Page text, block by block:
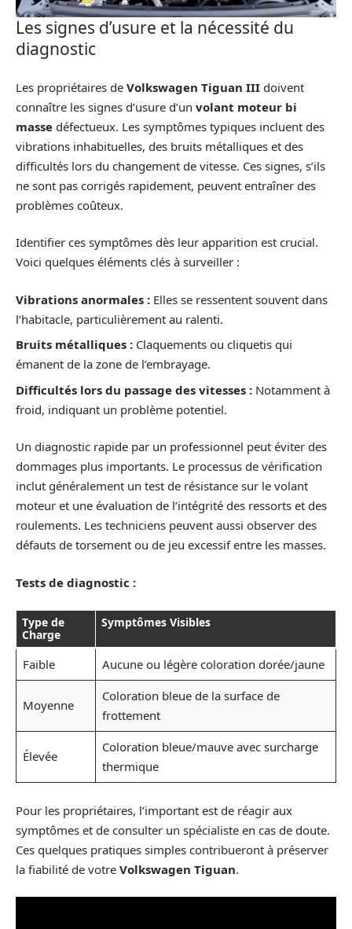
Les signes d’usure et la nécessité du
diagnostic
Les propriétaires de Volkswagen Tiguan III doivent
connaître les signes d’usure d’un volant moteur bi
masse défectueux. Les symptômes typiques incluent des
vibrations inhabituelles, des bruits métalliques et des
difficultés lors du changement de vitesse. Ces signes, s’ils
ne sont pas corrigés rapidement, peuvent entraîner des
problèmes coûteux.
Identifier ces symptômes dès leur apparition est crucial.
Voici quelques éléments clés à surveiller :
Vibrations anormales : Elles se ressentent souvent dans
l’habitacle, particulièrement au ralenti.
Bruits métalliques : Claquements ou cliquetis qui
émanent de la zone de l’embrayage.
Difficultés lors du passage des vitesses : Notamment à
froid, indiquant un problème potentiel.
Un diagnostic rapide par un professionnel peut éviter des
dommages plus importants. Le processus de vérification
inclut généralement un test de résistance sur le volant
moteur et une évaluation de l’intégrité des ressorts et des
roulements. Les techniciens peuvent aussi observer des
défauts de torsement ou de jeu excessif entre les masses.
Tests de diagnostic :
Type de
Charge
Symptômes Visibles
Faible Aucune ou légère coloration dorée/jaune
Moyenne
Coloration bleue de la surface de
frottement
Élevée
Coloration bleue/mauve avec surcharge
thermique
Pour les propriétaires, l’important est de réagir aux
symptômes et de consulter un spécialiste en cas de doute.
Ces quelques pratiques simples contribueront à préserver
la fiabilité de votre Volkswagen Tiguan.